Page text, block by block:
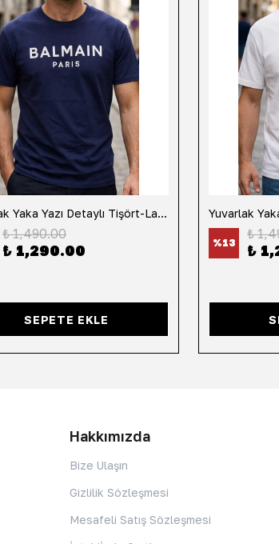
Yuvarlak Yaka Yazı Detaylı Tişört-Lacivert
₺ 1,490.00
₺ 1,290.00
SEPETE EKLE
%13
₺
₺
Hakkımızda
Bize Ulaşın
Gizlilik Sözleşmesi
Mesafeli Satış Sözleşmesi